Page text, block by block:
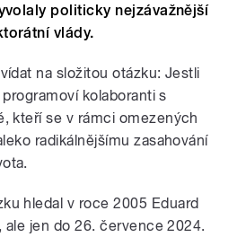
politicky nejzávažnější
vlády.
na složitou otázku: Jestli
kolaboranti s
kteří se v rámci omezených
radikálnějšímu zasahování
hledal v roce 2005 Eduard
jen do 26. července 2024.